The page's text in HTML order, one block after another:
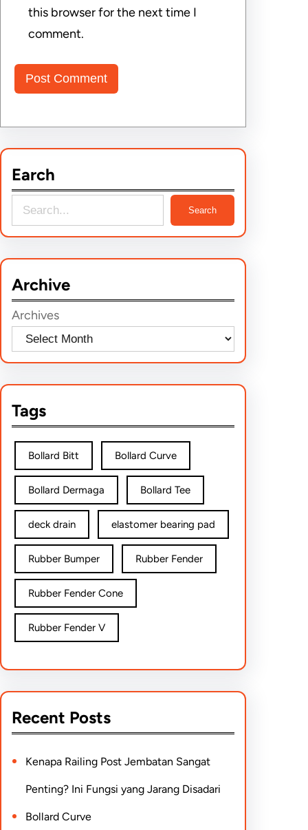
this browser for the next time I
comment.
Earch
e
c
h
Search
Archive
Archives
Tags
Bollard Bitt Bollard Curve
Bollard Dermaga Bollard Tee
deck drain elastomer bearing pad
Rubber Bumper Rubber Fender
Rubber Fender Cone
Rubber Fender V
Recent Posts
Kenapa Railing Post Jembatan Sangat
Penting? Ini Fungsi yang Jarang Disadari
Bollard Curve